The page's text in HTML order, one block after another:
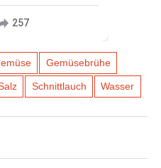
257
Gemüsebrühe
Schnittlauch Wasser